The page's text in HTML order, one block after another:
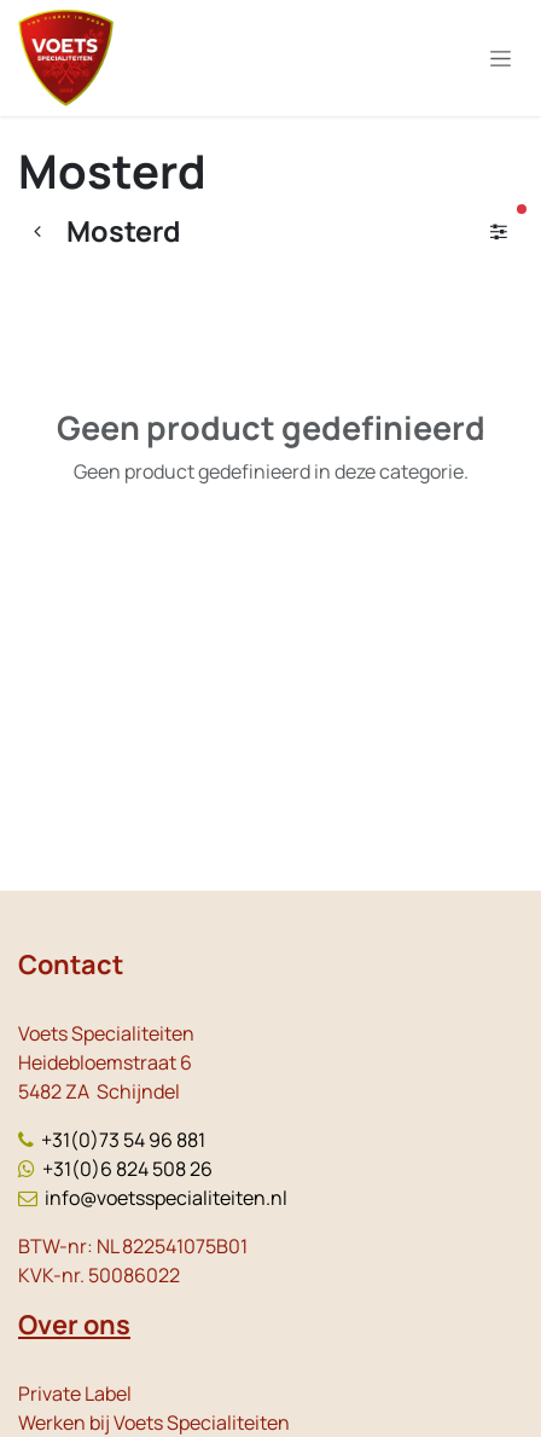
Overslaan naar inhoud
Mosterd
Mosterd
Geen product gedefinieerd
Geen product gedefinieerd in deze categorie.
Contact
Voets Specialiteiten
Heidebloemstraat 6
5482 ZA Schijndel
+31(0)73 54 96 881
+31(0)6 824 508 26
info@voetsspecialiteiten.nl
BTW-nr: NL 822541075B01
KVK-nr. 50086022
Over ons
Private Label
Werken bij Voets Specialiteiten